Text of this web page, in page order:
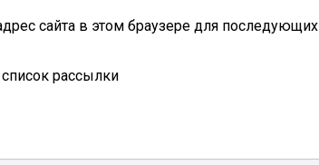
сайта в этом браузере для последующих
рассылки